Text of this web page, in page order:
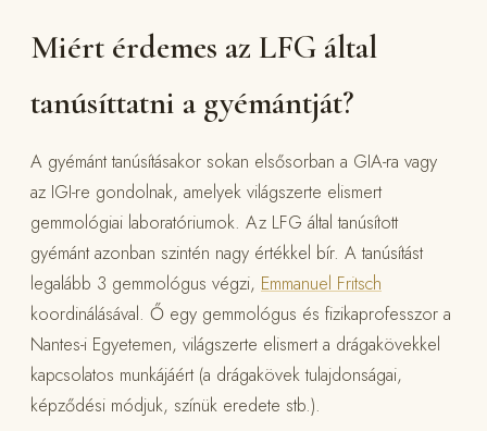
Miért érdemes az LFG által
tanúsíttatni a gyémántját?
A gyémánt tanúsításakor sokan elsősorban a GIA-ra vagy
az IGI-re gondolnak, amelyek világszerte elismert
gemmológiai laboratóriumok. Az LFG által tanúsított
gyémánt azonban szintén nagy értékkel bír. A tanúsítást
legalább 3 gemmológus végzi, Emmanuel Fritsch
koordinálásával. Ő egy gemmológus és fizikaprofesszor a
Nantes-i Egyetemen, világszerte elismert a drágakövekkel
kapcsolatos munkájáért (a drágakövek tulajdonságai,
képződési módjuk, színük eredete stb.).